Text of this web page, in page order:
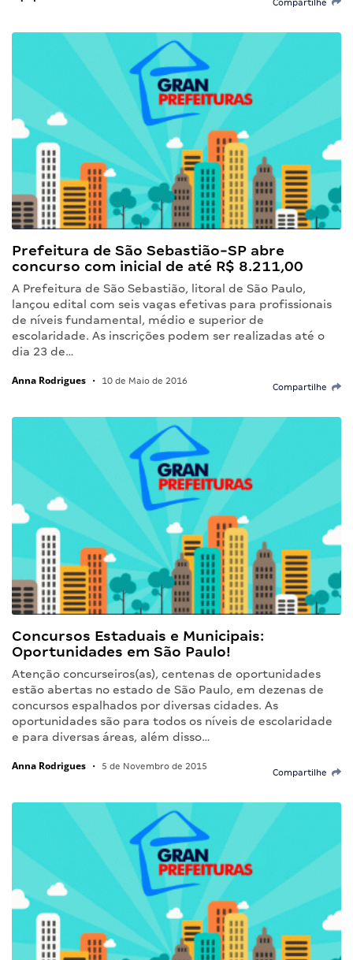
Compartilhe
Prefeitura de São Sebastião-SP abre
concurso com inicial de até R$ 8.211,00
A Prefeitura de São Sebastião, litoral de São Paulo,
lançou edital com seis vagas efetivas para profissionais
de níveis fundamental, médio e superior de
escolaridade. As inscrições podem ser realizadas até o
dia 23 de…
Anna Rodrigues • 10 de Maio de 2016
Compartilhe
Concursos Estaduais e Municipais:
Oportunidades em São Paulo!
Atenção concurseiros(as), centenas de oportunidades
estão abertas no estado de São Paulo, em dezenas de
concursos espalhados por diversas cidades. As
oportunidades são para todos os níveis de escolaridade
e para diversas áreas, além disso…
Anna Rodrigues • 5 de Novembro de 2015
Compartilhe